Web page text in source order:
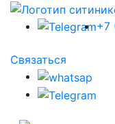
+7
Связаться